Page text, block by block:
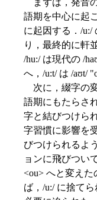
まずは，発音
語期を中心に起
に起因する．/u:/
り，最終的に軒
/hu:/ は現代の /
へ，/u:t/ は /aʊt/
次に，綴字の
語期にもたらさ
字と結びつけら
字習慣に影響を
びつけられるよ
ョンに飛びつい
<ou> へと変え
ば，/u:/ に捨て